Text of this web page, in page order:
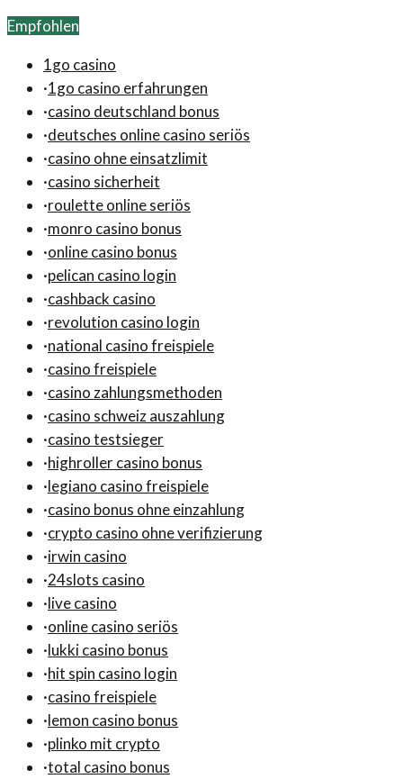
Empfohlen
1go casino
·1go casino erfahrungen
·casino deutschland bonus
·deutsches online casino seriös
·casino ohne einsatzlimit
·casino sicherheit
·roulette online seriös
·monro casino bonus
·online casino bonus
·pelican casino login
·cashback casino
·revolution casino login
·national casino freispiele
·casino freispiele
·casino zahlungsmethoden
·casino schweiz auszahlung
·casino testsieger
·highroller casino bonus
·legiano casino freispiele
·casino bonus ohne einzahlung
·crypto casino ohne verifizierung
·irwin casino
·24slots casino
·live casino
·online casino seriös
·lukki casino bonus
·hit spin casino login
·casino freispiele
·lemon casino bonus
·plinko mit crypto
·total casino bonus